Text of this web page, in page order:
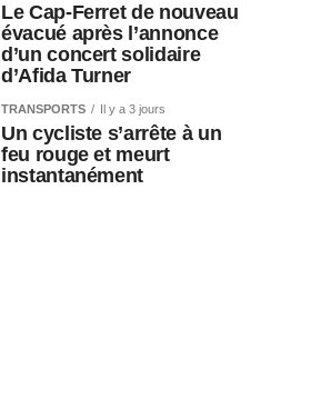
Le Cap-Ferret de nouveau
évacué après l’annonce
d’un concert solidaire
d’Afida Turner
TRANSPORTS Il y a 3 jours
Un cycliste s’arrête à un
feu rouge et meurt
instantanément